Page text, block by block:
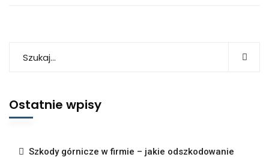
Ostatnie wpisy
Szkody górnicze w firmie – jakie odszkodowanie